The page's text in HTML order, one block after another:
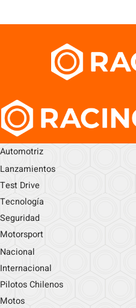
Automotriz
Lanzamientos
Test Drive
Tecnología
Seguridad
Motorsport
Nacional
Internacional
Pilotos Chilenos
Motos